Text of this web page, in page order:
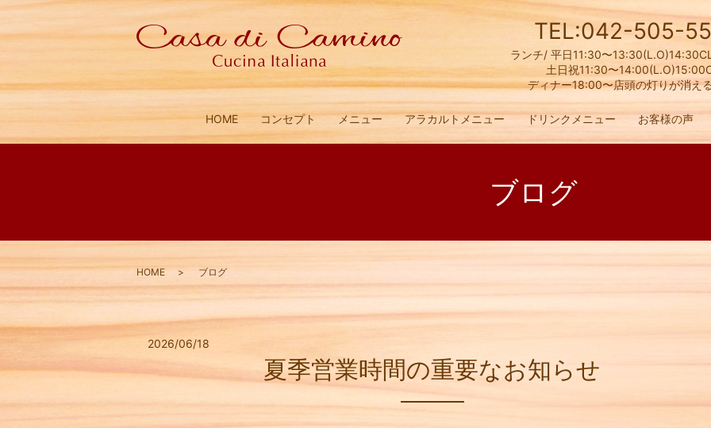
TEL:042-505-
ランチ/ 平日11:30〜
土日祝11:30〜
ディナー18:00〜店頭の灯りが消え
HOME コンセプト メニュー アラカルトメニュー ドリンクメニュー お客様の声
ブログ
HOME ブログ
2026/06/18
夏季営業時間の重要なお知らせ